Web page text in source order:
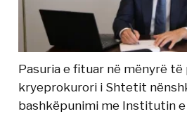
Pasuria e fituar në mënyrë të
kryeprokurori i Shtetit
bashkëpunimi me Institutin e